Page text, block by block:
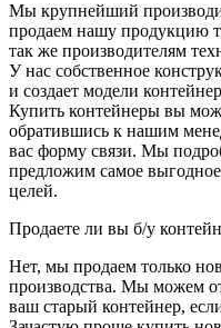
Мы крупнейший
продаем нашу продукцию
так же производителям
У нас собственное
и создает модели
Купить контейнеры вы
обратившись к нашим
вас форму связи. Мы
предложим самое
целей.
Продаете ли вы б/у
Нет, мы продаем только
производства. Мы можем
ваш старый контейнер,